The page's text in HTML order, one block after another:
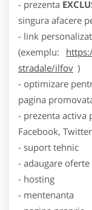
- prezenta
singura afacere
- link personalizat
(exemplu:
stradale/ilfov )
- optimizare
pagina
- prezenta activa
Facebook,
- suport tehnic
- adaugare oferte
- hosting
- mentenanta